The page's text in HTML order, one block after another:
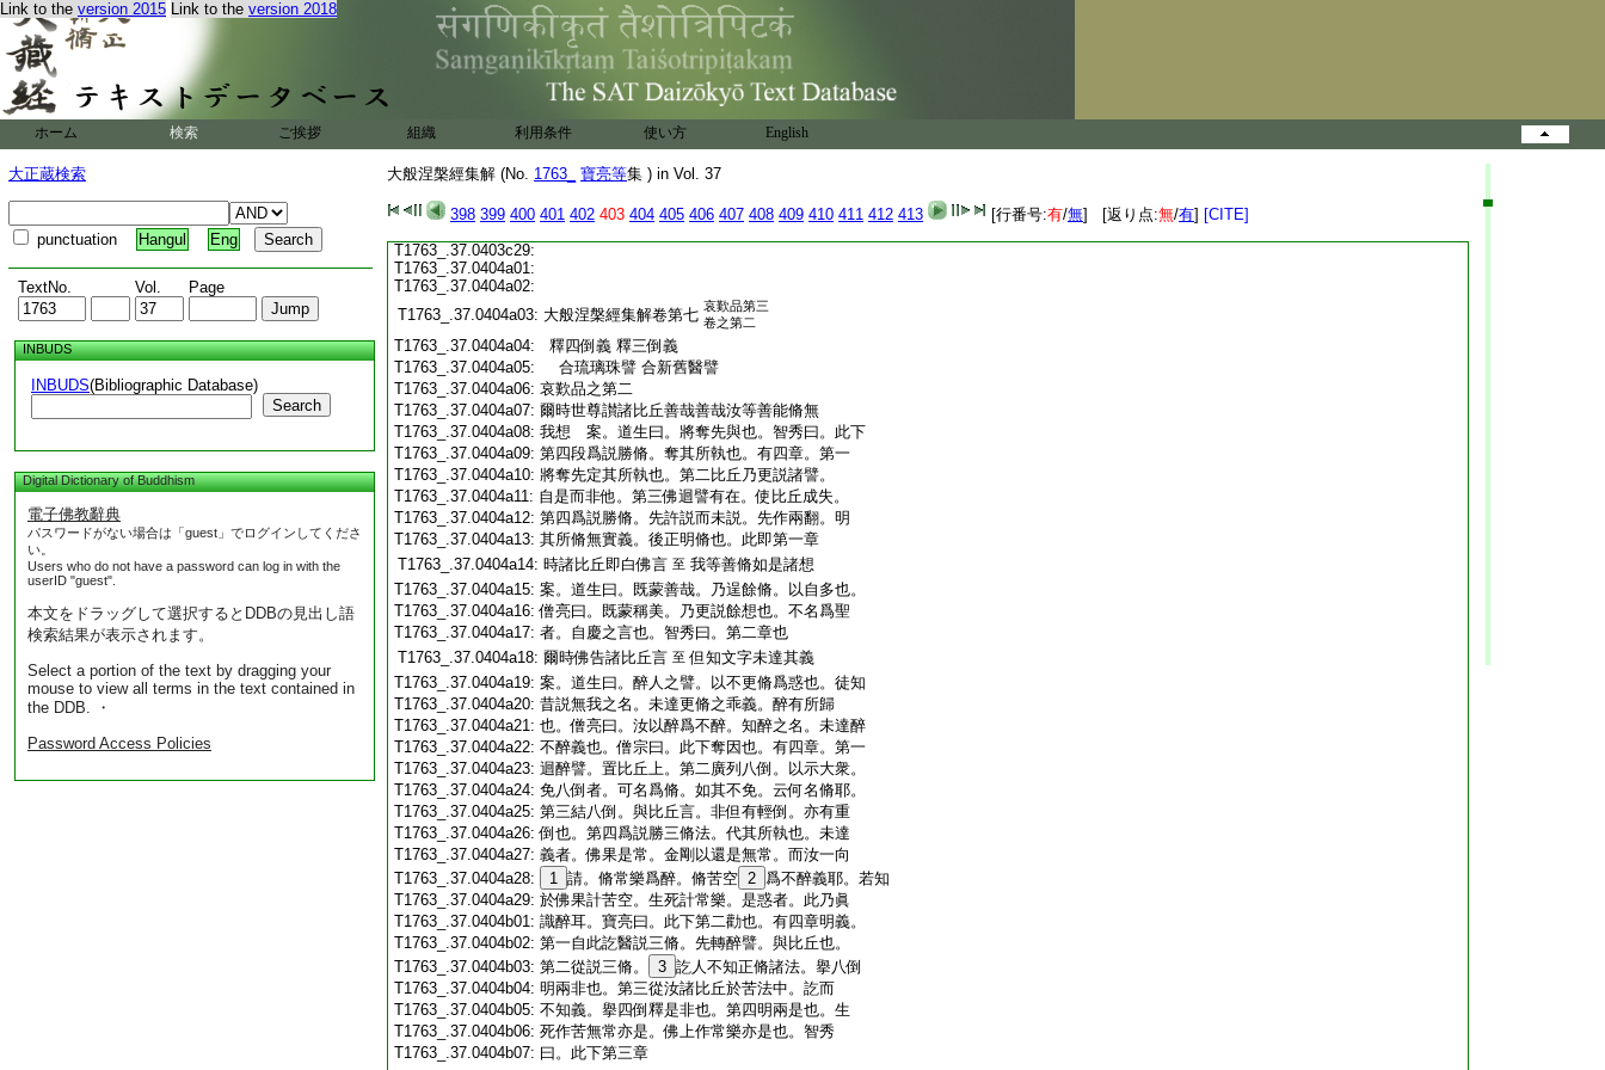
Link to the version 2015 Link to the version 2018
ホーム 検索 ご挨拶 組織 利用条件 使い方 English
大正蔵検索
punctuation Hangul Eng
TextNo. Vol. Page
INBUDS
INBUDS(Bibliographic Database)
Search
Digital Dictionary of Buddhism
電子佛教辭典
パスワードがない場合は「guest」でログインしてくださ
い。
Users who do not have a password can log in with the
userID "guest".
本文をドラッグして選択するとDDBの見出し語
検索結果が表示されます。
Select a portion of the text by dragging your
mouse to view all terms in the text contained in
the DDB. ・
Password Access Policies
大般涅槃經集解 (No. 1763_ 寶亮等集 ) in Vol. 37
398 399 400 401 402 403 404 405 406 407 408 409 410 411 412 413 [行番号:有/無] [返り点:無/有] [CITE]
T1763_.37.0403c17:判也。法瑤曰。從快説以來。比丘雖自説解。猶
T1763_.37.0403c18:未自審。今欲取定於佛。故先呈昔解。歎無我
T1763_.37.0403c19:想爲眞也。佛若非之。則今解是也。如其不非。
T1763_.37.0403c20:今解何必是耶。芭蕉譬明解無我也。漿澤譬
眞言其身。理自無我。不假言其心解。七葉華。
美脩無我得入涅槃也。寶亮曰。此第三章。欲
T1763_.37.0403c23:還脩昔教也
T1763_.37.0403c25:
T1763_.37.0403c26:
T1763_.37.0403c27:
T1763_.37.0403c29:
T1763_.37.0404a01:
T1763_.37.0404a02:
T1763_.37.0404a03: 大般涅槃經集解卷第七 哀歎品第三
卷之第二
T1763_.37.0404a04:
釋四倒義 釋三倒義
T1763_.37.0404a05:
合琉璃珠譬 合新舊醫譬
T1763_.37.0404a06: 哀歎品之第二
T1763_.37.0404a07: 爾時世尊讃諸比丘善哉善哉汝等善能脩無
T1763_.37.0404a08: 我想 案。道生曰。將奪先與也。智秀曰。此下
T1763_.37.0404a09: 第四段爲説勝脩。奪其所執也。有四章。第一
T1763_.37.0404a10: 將奪先定其所執也。第二比丘乃更説諸譬。
T1763_.37.0404a11: 自是而非他。第三佛迴譬有在。使比丘成失。
T1763_.37.0404a12: 第四爲説勝脩。先許説而未説。先作兩翻。明
T1763_.37.0404a13: 其所脩無實義。後正明脩也。此即第一章
T1763_.37.0404a14: 時諸比丘即白佛言 至 我等善脩如是諸想
T1763_.37.0404a15: 案。道生曰。既蒙善哉。乃逞餘脩。以自多也。
T1763_.37.0404a16:僧亮曰。既蒙稱美。乃更説餘想也。不名爲聖
T1763_.37.0404a17: 者。自慶之言也。智秀曰。第二章也
T1763_.37.0404a18: 爾時佛告諸比丘言 至 但知文字未達其義
T1763_.37.0404a19: 案。道生曰。醉人之譬。以不更脩爲惑也。徒知
T1763_.37.0404a20: 昔説無我之名。未達更脩之乖義。醉有所歸
T1763_.37.0404a21: 也。僧亮曰。汝以醉爲不醉。知醉之名。未達醉
T1763_.37.0404a22: 不醉義也。僧宗曰。此下奪因也。有四章。第一
T1763_.37.0404a23: 迴醉譬。置比丘上。第二廣列八倒。以示大衆。
T1763_.37.0404a24: 免八倒者。可名爲脩。如其不免。云何名脩耶。
T1763_.37.0404a25: 第三結八倒。與比丘言。非但有輕倒。亦有重
T1763_.37.0404a26:倒也。第四爲説勝三脩法。代其所執也。未達
T1763_.37.0404a27: 義者。佛果是常。金剛以還是無常。而汝一向
T1763_.37.0404a28:
1 請。脩常樂爲醉。脩苦空 2 爲不醉義耶。若知
T1763_.37.0404a29: 於佛果計苦空。生死計常樂。是惑者。此乃眞
T1763_.37.0404b01: 識醉耳。寶亮曰。此下第二勸也。有四章明義。
T1763_.37.0404b02: 第一自此訖醫説三脩。先轉醉譬。與比丘也。
T1763_.37.0404b03: 第二從説三脩。 3 訖人不知正脩諸法。擧八倒
T1763_.37.0404b04: 明兩非也。第三從汝諸比丘於苦法中。訖而
T1763_.37.0404b05: 不知義。擧四倒釋是非也。第四明兩是也。生
T1763_.37.0404b06: 死作苦無常亦是。佛上作常樂亦是也。智秀
T1763_.37.0404b07: 曰。此下第三章